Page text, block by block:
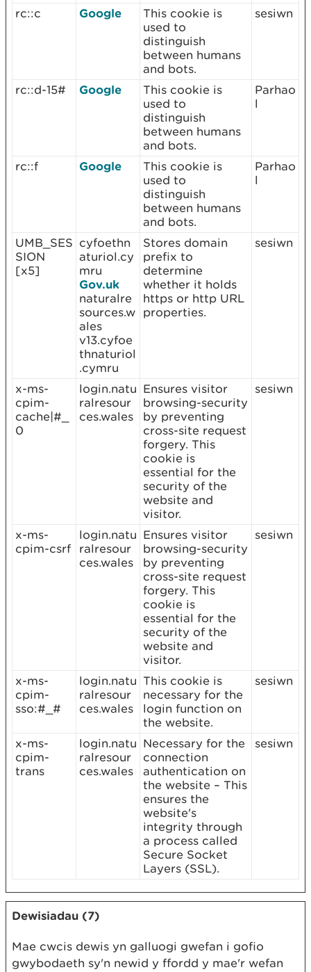
rc::c Google
This cookie is
used to
distinguish
between humans
and bots.
sesiwn
rc::d-15# Google
This cookie is
used to
distinguish
between humans
and bots.
Parhao
l
rc::f Google
This cookie is
used to
distinguish
between humans
and bots.
Parhao
l
UMB_SES
SION
[x5]
cyfoethn
aturiol.cy
mru
Gov.uk
naturalre
sources.w
ales
v13.cyfoe
thnaturiol
.cymru
Stores domain
prefix to
determine
whether it holds
https or http URL
properties.
sesiwn
x-ms-
cpim-
cache|#_
0
login.natu
ralresour
ces.wales
Ensures visitor
browsing-security
by preventing
cross-site request
forgery. This
cookie is
essential for the
security of the
website and
visitor.
sesiwn
x-ms-
cpim-csrf
login.natu
ralresour
ces.wales
Ensures visitor
browsing-security
by preventing
cross-site request
forgery. This
cookie is
essential for the
security of the
website and
visitor.
sesiwn
x-ms-
cpim-
sso:#_#
login.natu
ralresour
ces.wales
This cookie is
necessary for the
login function on
the website.
sesiwn
x-ms-
cpim-
trans
login.natu
ralresour
ces.wales
Necessary for the
connection
authentication on
the website – This
ensures the
website's
integrity through
a process called
Secure Socket
Layers (SSL).
sesiwn
Dewisiadau (7)
Mae cwcis dewis yn galluogi gwefan i gofio
gwybodaeth sy'n newid y ffordd y mae'r wefan